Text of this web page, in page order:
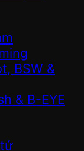
BSW &
& B-EYE